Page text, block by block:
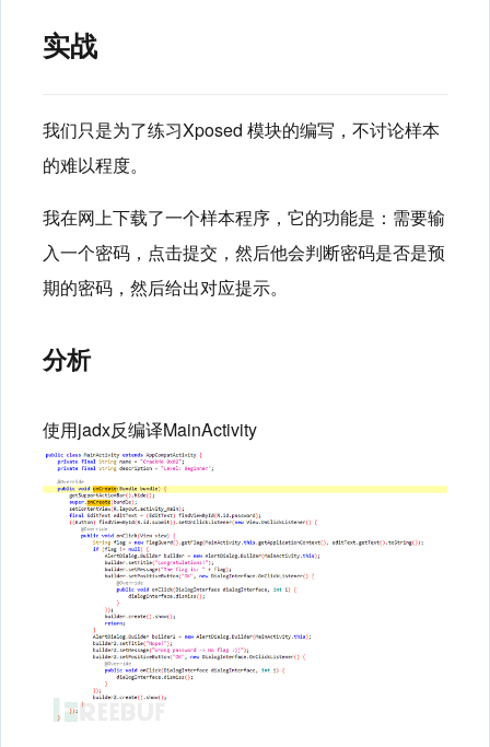
实战
我们只是为了练习Xposed 模块的编写，不讨论样本
的难以程度。
我在网上下载了一个样本程序，它的功能是：需要输
入一个密码，点击提交，然后他会判断密码是否是预
期的密码，然后给出对应提示。
分析
使用jadx反编译MainActivity